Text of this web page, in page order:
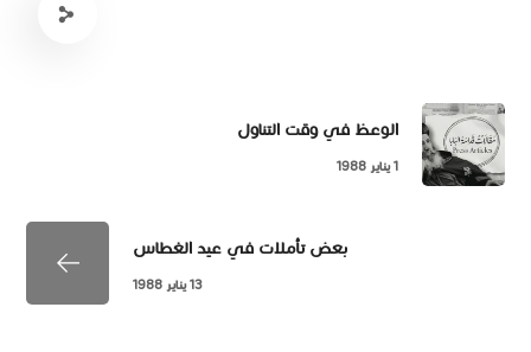
الوعظ في وقت التناول
1 يناير 1988
بعض تأملات في عيد الغطاس
13 يناير 1988